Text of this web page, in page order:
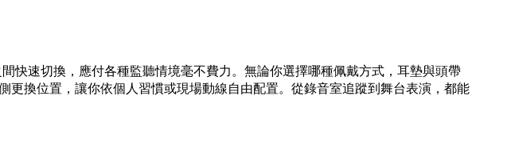
速切換，應付各種監聽情境毫不費力。無論你選擇哪種佩戴方式，耳墊與頭帶
換位置，讓你依個人習慣或現場動線自由配置。從錄音室追蹤到舞台表演，都能